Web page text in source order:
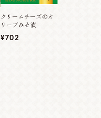
クリームチーズのオ
リーブみそ漬
¥702